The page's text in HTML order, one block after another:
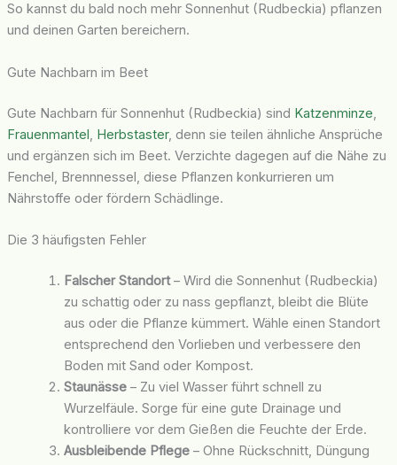
So kannst du bald noch mehr Sonnenhut (Rudbeckia) pflanzen
und deinen Garten bereichern.
Gute Nachbarn im Beet
Gute Nachbarn für Sonnenhut (Rudbeckia) sind Katzenminze
Frauenmantel Herbstaster, denn sie teilen ähnliche Ansprüche
und ergänzen sich im Beet. Verzichte dagegen auf die Nähe zu
Fenchel, Brennnessel, diese Pflanzen konkurrieren um
Nährstoffe oder fördern Schädlinge.
Die 3 häufigsten Fehler
Falscher Standort– Wird die Sonnenhut (Rudbeckia)
zu schattig oder zu nass gepflanzt, bleibt die Blüte
aus oder die Pflanze kümmert. Wähle einen Standort
entsprechend den Vorlieben und verbessere den
Boden mit Sand oder Kompost.
Staunässe– Zu viel Wasser führt schnell zu
Wurzelfäule. Sorge für eine gute Drainage und
kontrolliere vor dem Gießen die Feuchte der Erde.
Ausbleibende Pflege– Ohne Rückschnitt, Düngung